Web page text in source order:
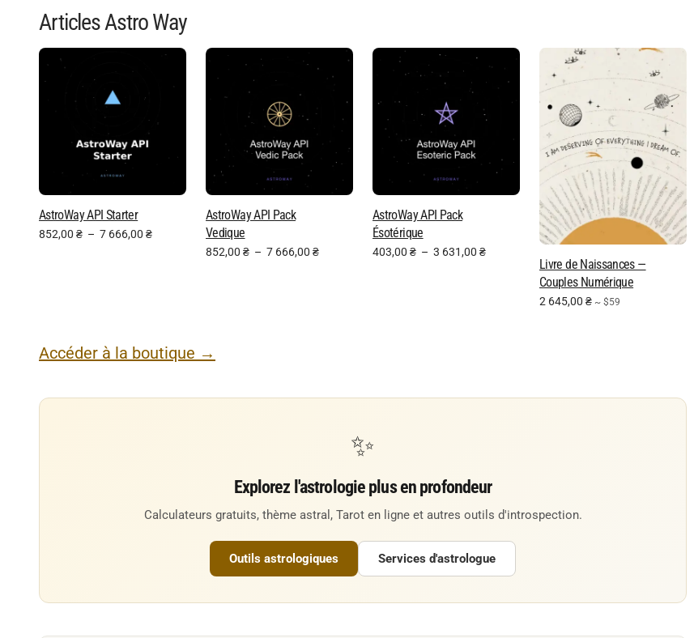
Articles Astro Way
AstroWay API Starter
852,00 ₴ – 7 666,00 ₴
AstroWay API Pack
Vedique
852,00 ₴ – 7 666,00 ₴
AstroWay API Pack
Ésotérique
403,00 ₴ – 3 631,00 ₴
Livre de Naissances —
Couples Numérique
2 645,00 ₴ ~ $59
Accéder à la boutique →
✨
Explorez l'astrologie plus en profondeur
Calculateurs gratuits, thème astral, Tarot en ligne et autres outils d'introspection.
Outils astrologiques Services d'astrologue